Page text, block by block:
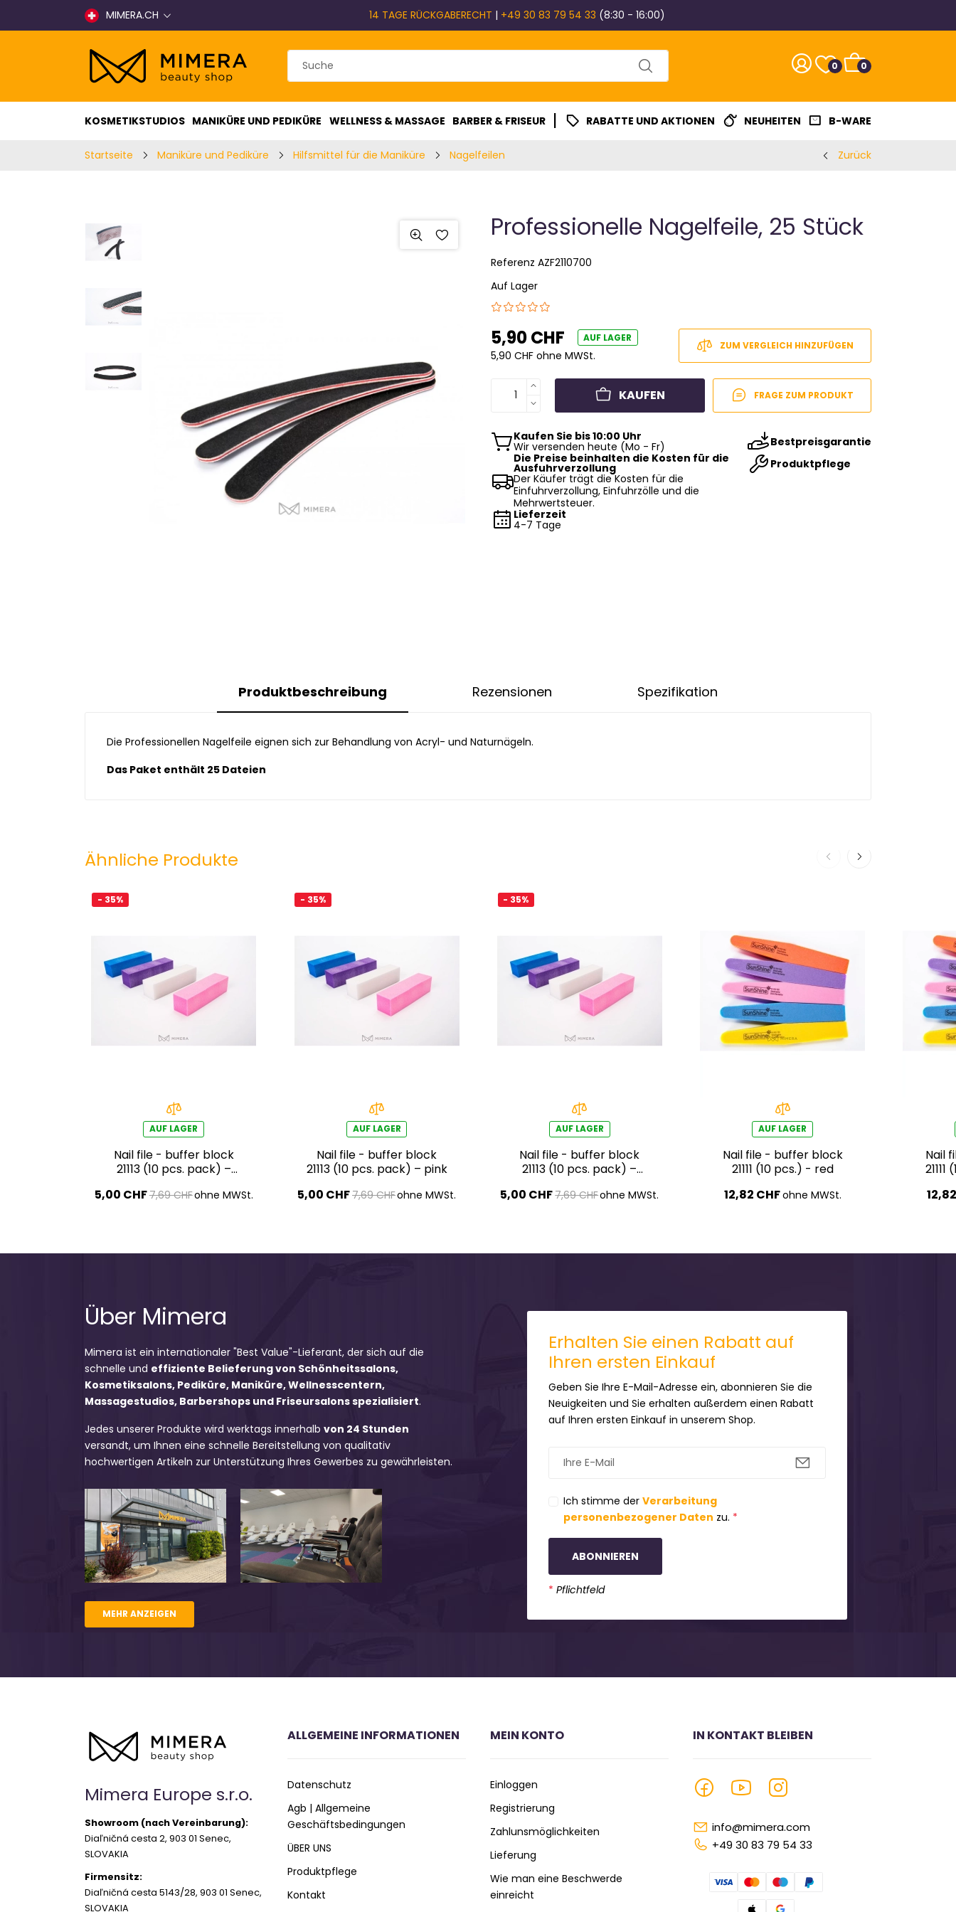
MIMERA.CH 14 TAGE RÜCKGABERECHT | +49 30 83 79 54 33 (8:30 - 16:00)
0 0
KOSMETIKSTUDIOS MANIKÜRE UND PEDIKÜRE WELLNESS & MASSAGE BARBER & FRISEUR | RABATTE UND AKTIONEN NEUHEITEN B-WARE
Startseite Maniküre und Pediküre Hilfsmittel für die Maniküre Nagelfeilen Zurück
Professionelle Nagelfeile, 25 Stück
Referenz AZF2110700
Auf Lager
5,90 CHF AUF LAGER
5,90 CHF ohne MWSt.
ZUM VERGLEICH HINZUFÜGEN
KAUFEN FRAGE ZUM PRODUKT
Kaufen Sie bis 10:00 Uhr
Wir versenden heute (Mo - Fr)
Die Preise beinhalten die Kosten für die
Ausfuhrverzollung
Der Käufer trägt die Kosten für die
Einfuhrverzollung, Einfuhrzölle und die
Mehrwertsteuer.
Lieferzeit
4-7 Tage
Bestpreisgarantie
Produktpflege
Produktbeschreibung Rezensionen Spezifikation
Die Professionellen Nagelfeile eignen sich zur Behandlung von Acryl- und Naturnägeln.
Das Paket enthält 25 Dateien
Ähnliche Produkte
- 35%
AUF LAGER
Nail file - buffer block
21113 (10 pcs. pack) –
5,00 CHF7,69 CHFohne MWSt.
- 35%
AUF LAGER
Nail file - buffer block
21113 (10 pcs. pack) – pink
5,00 CHF7,69 CHFohne MWSt.
- 35%
AUF LAGER
Nail file - buffer block
21113 (10 pcs. pack) –
5,00 CHF7,69 CHFohne MWSt.
AUF LAGER
Nail file - buffer block
21111 (10 pcs.) - red
12,82 CHFohne MWSt.
Nail
Über Mimera
Mimera ist ein internationaler "Best Value"-Lieferant, der sich auf die
schnelle und effiziente Belieferung von Schönheitssalons,
Kosmetiksalons, Pediküre, Maniküre, Wellnesscentern,
Massagestudios, Barbershops und Friseursalons spezialisiert.
Jedes unserer Produkte wird werktags innerhalbvon 24 Stunden
versandt, um Ihnen eine schnelle Bereitstellung von qualitativ
hochwertigen Artikeln zur Unterstützung Ihres Gewerbes zu gewährleisten.
MEHR ANZEIGEN
Erhalten Sie einen Rabatt auf
Ihren ersten Einkauf
Geben Sie Ihre E-Mail-Adresse ein, abonnieren Sie die
Neuigkeiten und Sie erhalten außerdem einen Rabatt
auf Ihren ersten Einkauf in unserem Shop.
Ich stimme der Verarbeitung
personenbezogener Daten zu. *
ABONNIEREN
* Pflichtfeld
Mimera Europe s.r.o.
Showroom (nach Vereinbarung):
Diaľničná cesta 2, 903 01 Senec,
SLOVAKIA
Firmensitz:
Diaľničná cesta 5143/28, 903 01 Senec,
SLOVAKIA
ALLGEMEINE INFORMATIONEN
Datenschutz
Agb | Allgemeine
Geschäftsbedingungen
ÜBER UNS
Produktpflege
Kontakt
MEIN KONTO
Einloggen
Registrierung
Zahlunsmöglichkeiten
Lieferung
Wie man eine Beschwerde
einreicht
IN KONTAKT BLEIBEN
info@mimera.com
+49 30 83 79 54 33